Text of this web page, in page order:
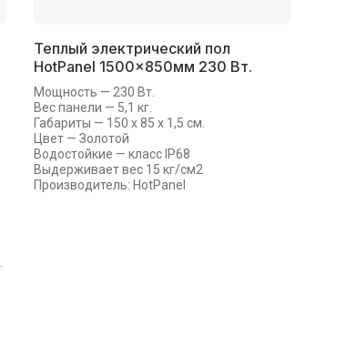
Теплый электрический пол
HotPanel 1500×850мм 230 Вт.
Мощность — 230 Вт.
Вес панели — 5,1 кг.
Габариты — 150 х 85 х 1,5 см.
Цвет — Золотой
Водостойкие — класс IP68
Выдерживает вес 15 кг/см2
Производитель: HotPanel